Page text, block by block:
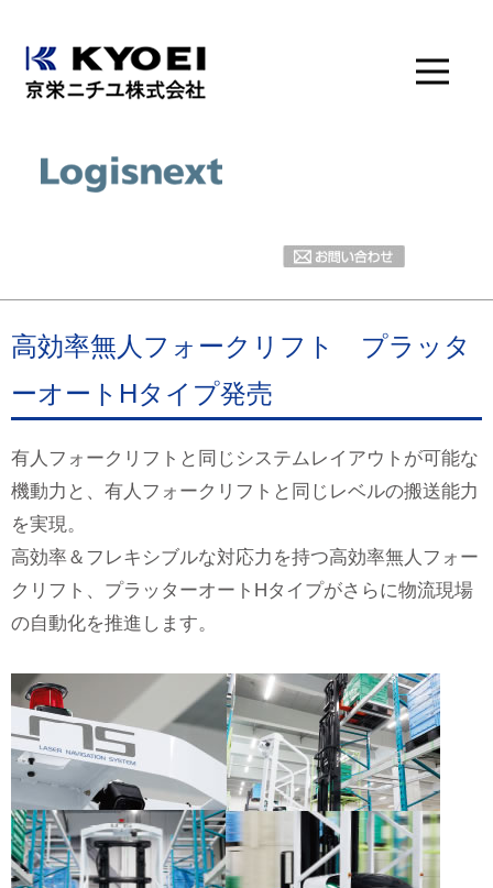
高効率無人フォークリフト プラッタ
ーオートHタイプ発売
有人フォークリフトと同じシステムレイアウトが可能な
機動力と、有人フォークリフトと同じレベルの搬送能力
を実現。
高効率＆フレキシブルな対応力を持つ高効率無人フォー
クリフト、プラッターオートHタイプがさらに物流現場
の自動化を推進します。